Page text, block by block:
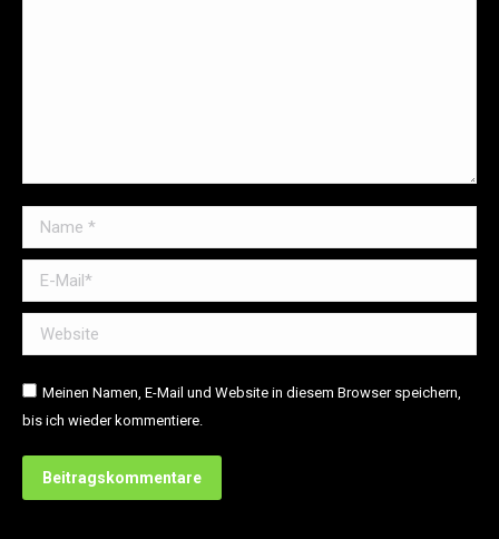
Name *
E-Mail *
Website
Meinen Namen, E-Mail und Website in diesem Browser speichern,
bis ich wieder kommentiere.
Beitragskommentare